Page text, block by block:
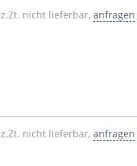
z.Zt. nicht lieferbar, anfragen
z.Zt. nicht lieferbar, anfragen